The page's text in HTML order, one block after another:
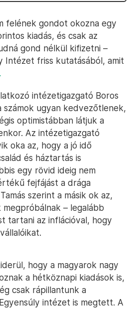
felének gondot okozna egy
kiadás, és csak az
gond nélkül kifizetni –
Intézet friss kutatásából, amit
intézetigazgató Boros
számok ugyan kedvezőtlenek,
optimistábban látjuk a
Az intézetigazgató
oka az, hogy a jó idő
és háztartás is
egy rövid ideig nem
fejfájást a drága
szerint a másik ok az,
– legalább
tartani az inflációval, hogy
hogy a magyarok nagy
a hétköznapi kiadások is,
csak rápillantunk a
intézet is megtett. A